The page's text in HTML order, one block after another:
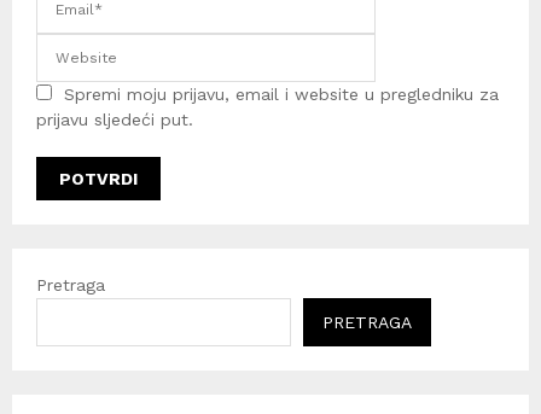
Spremi moju prijavu, email i website u pregledniku za
prijavu sljedeći put.
Pretraga
PRETRAGA